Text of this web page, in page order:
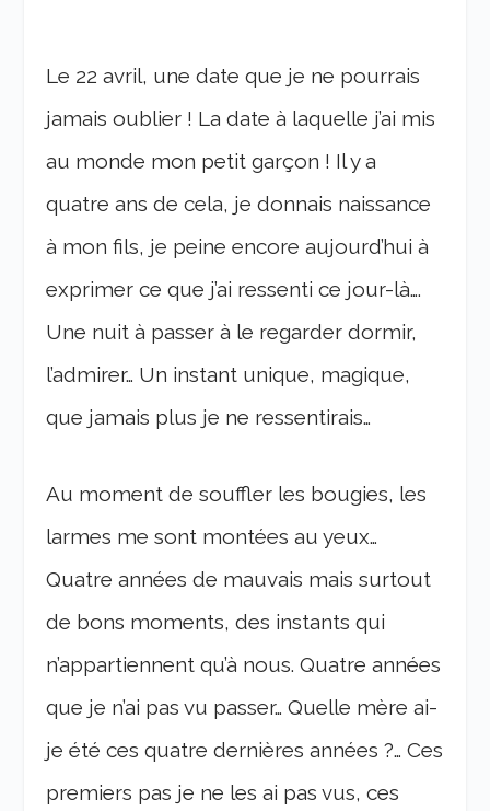
Le 22 avril, une date que je ne pourrais
jamais oublier ! La date à laquelle j’ai mis
au monde mon petit garçon ! Il y a
quatre ans de cela, je donnais naissance
à mon fils, je peine encore aujourd’hui à
exprimer ce que j’ai ressenti ce jour-là….
Une nuit à passer à le regarder dormir,
l’admirer… Un instant unique, magique,
que jamais plus je ne ressentirais…
Au moment de souffler les bougies, les
larmes me sont montées au yeux…
Quatre années de mauvais mais surtout
de bons moments, des instants qui
n’appartiennent qu’à nous. Quatre années
que je n’ai pas vu passer… Quelle mère ai-
je été ces quatre dernières années ?… Ces
premiers pas je ne les ai pas vus, ces